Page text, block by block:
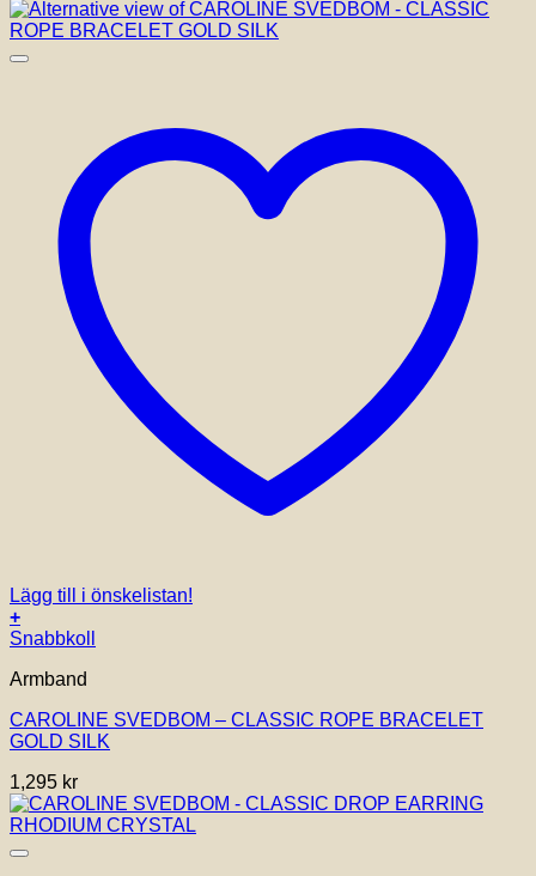
Lägg till i önskelistan!
+
Snabbkoll
Armband
CAROLINE SVEDBOM – CLASSIC ROPE BRACELET
GOLD SILK
1,295 kr